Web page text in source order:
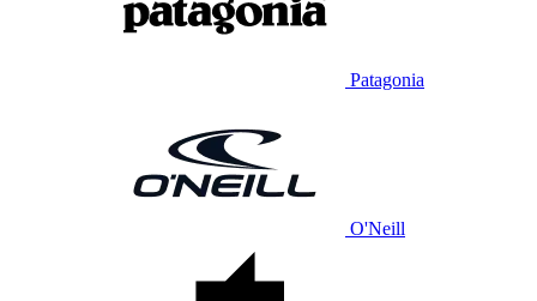
Patagonia
O'Neill